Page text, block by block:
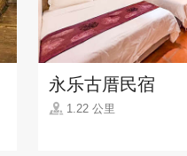
永乐古厝民宿
1.22 公里